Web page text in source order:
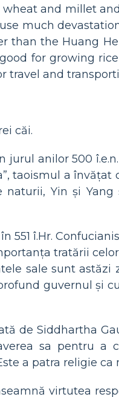
and millet
much
than the Huang
for growing
travel and
căi.
anilor 500
taoismul a
Yin și
551 î.Hr.
tratării
sale sunt astăzi
guvernul și
de Siddhartha
sa pentru a
a patra religie
virtutea